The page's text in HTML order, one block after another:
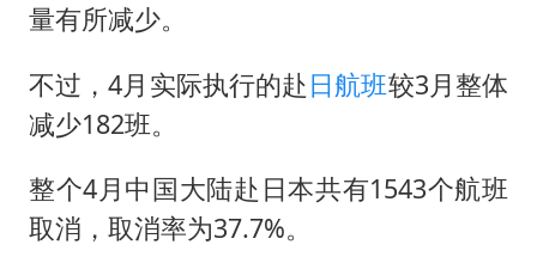
医疗垃圾做手机壳 这也是谋财害命
7月CPI同比上涨0.5% 经济内生增长动力持续增强
量有所减少。
不过，4月实际执行的赴日航班较3月整体
减少182班。
整个4月中国大陆赴日本共有1543个航班
取消，取消率为37.7%。